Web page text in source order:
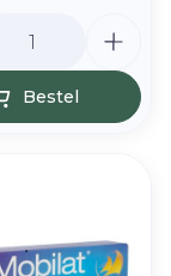
Bestel